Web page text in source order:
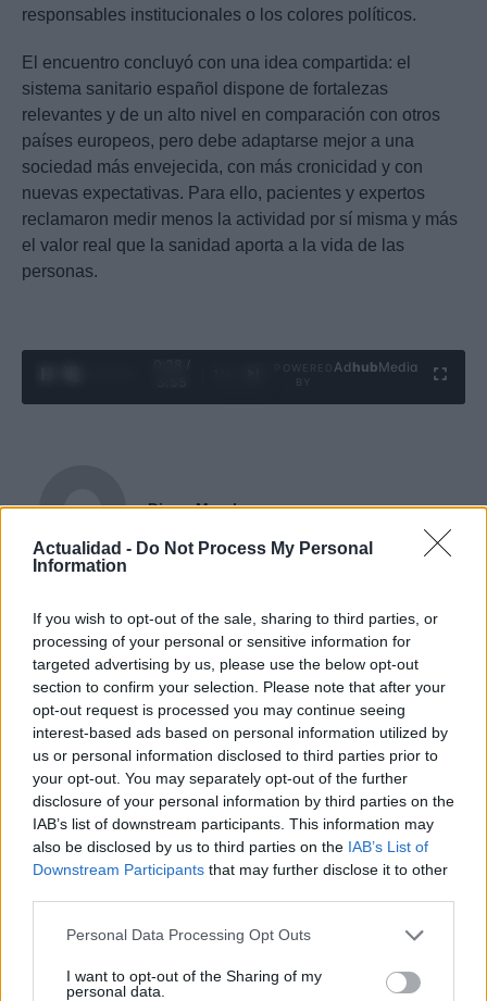
Actualidad - Do Not Process My Personal
Information
If you wish to opt-out of the sale, sharing to third parties, or
processing of your personal or sensitive information for
targeted advertising by us, please use the below opt-out
section to confirm your selection. Please note that after your
opt-out request is processed you may continue seeing
interest-based ads based on personal information utilized by
us or personal information disclosed to third parties prior to
your opt-out. You may separately opt-out of the further
disclosure of your personal information by third parties on the
IAB’s list of downstream participants. This information may
also be disclosed by us to third parties on the IAB’s List of
Downstream Participants that may further disclose it to other
Please note that this website/app uses one or more Google
not limited to your visit or usage behaviour. You may click to
Personal Data Processing Opt Outs
I want to opt-out of the Sharing of my
personal data.
responsables institucionales o los colores políticos.
El encuentro concluyó con una idea compartida: el
sistema sanitario español dispone de fortalezas
relevantes y de un alto nivel en comparación con otros
países europeos, pero debe adaptarse mejor a una
sociedad más envejecida, con más cronicidad y con
nuevas expectativas. Para ello, pacientes y expertos
reclamaron medir menos la actividad por sí misma y más
el valor real que la sanidad aporta a la vida de las
personas.
Ad hubMedia
Diego Morales
madrileño y una ruta gastronómica por Asturias. Periodismo deportivo
con contexto y crónica de viaje con itinerario real.
ARTÍCULO ANTERIOR
ARTÍCULO SIGUIENTE
Más leídos
SALUD Y BIENESTAR